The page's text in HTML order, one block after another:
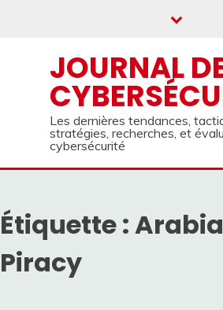
JOURNAL
Les dernières tendances,
stratégies, recherches, et
cybersécurité
Étiquette :
Piracy